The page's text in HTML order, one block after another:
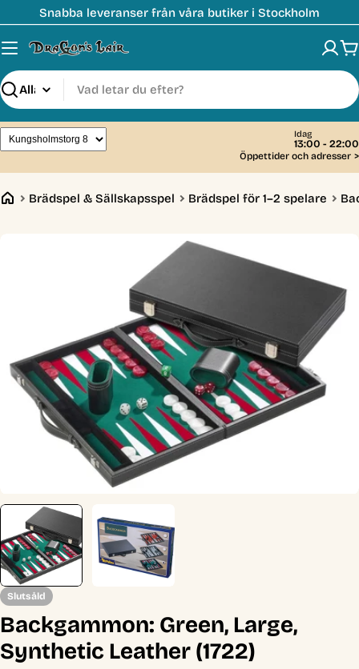
till
innehåll
Snabba leveranser från våra butiker i Stockholm
Sök
Idag
13:00 - 22:00
Öppettider och adresser >
Brädspel & Sällskapsspel Brädspel för 1–2 spelare
media 0 i modal
Slutsåld
Backgammon: Green, Large,
Synthetic Leather (1722)